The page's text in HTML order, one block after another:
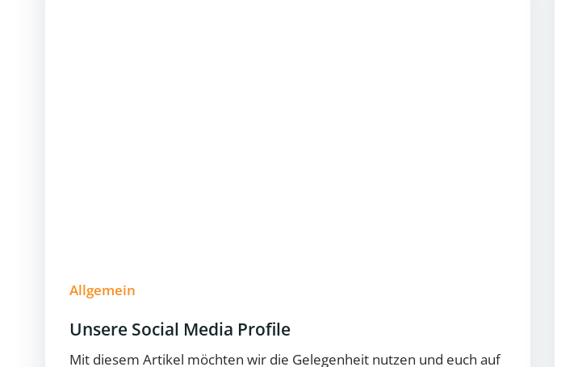
Allgemein
Unsere Social Media Profile
Mit diesem Artikel möchten wir die Gelegenheit nutzen und euch auf